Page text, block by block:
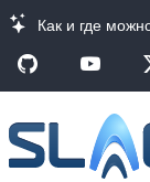
Как и где